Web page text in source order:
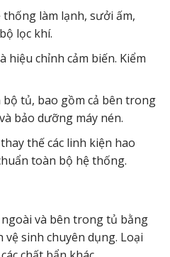
làm lạnh, sưởi ấm,
lọc khí.
hiệu chỉnh cảm biến. Kiểm
tủ, bao gồm cả bên trong
bảo dưỡng máy nén.
thế các linh kiện hao
toàn bộ hệ thống.
và bên trong tủ bằng
vệ sinh chuyên dụng. Loại